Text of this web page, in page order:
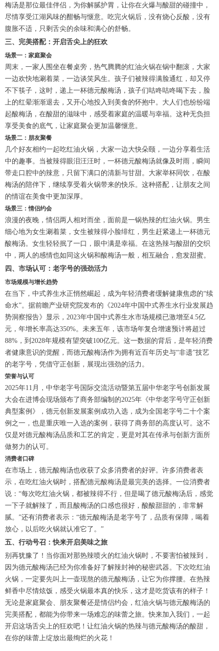
梅汤是那位最佳伴侣，为你解腻护胃，让你在火爆与酸甜的碰撞中，
尽情享受江湖风味的酣畅与惬意。吃完火锅后，没有烧心反酸，没有
腹胀不适，只剩舌尖的余味和满心的舒畅。
三、完美搭配：开启舌尖上的狂欢
场景一：家庭聚会
周末，一家人围坐在餐桌旁，热气腾腾的红油火锅在锅中翻滚，大家
一边欢快地涮着菜，一边谈笑风生。孩子们被辣得满脸通红，却又停
不下筷子，这时，递上一杯德元酸梅汤，孩子们咕咚咕咚喝下去，脸
上的红晕渐渐退去，又开心地投入到美食的怀抱中。大人们也纷纷端
起酸梅汤，在酸甜的滋味中，感受着家庭的温暖与幸福。这种无负担
享受美食的底气，让家庭聚会更加温馨惬意。
场景二：朋友聚餐
几个好友相约一起吃红油火锅，大家一边大快朵颐，一边分享着生活
中的趣事。当被辣得眼泪汪汪时，一杯德元酸梅汤就像及时雨，瞬间
带走口腔中的辣意，只留下满口的清新与甘甜。大家举杯同饮，在酸
梅汤的陪伴下，继续享受着火锅带来的快乐。这种搭配，让朋友之间
的情谊在美食中更加深厚。
场景三：情侣约会
浪漫的夜晚，情侣两人相对而坐，面前是一锅热辣的红油火锅。男生
细心地为女生涮着菜，女生被辣得小脸绯红，男生赶紧递上一杯德元
酸梅汤。女生轻轻抿了一口，眼中满是幸福。在这热辣与酸甜的交织
中，两人的感情也如同这火锅和酸梅汤一般，相互融合，愈发甜蜜。
四、市场认可：老字号的强劲活力
市场规模与增长趋势
在当下，中式养生水正悄然崛起，成为年轻消费者缓解健康焦虑的“续
命水”。据前瞻产业研究院发布的《2024年中国中式养生水行业发展趋
势洞察报告》显示，2023年中国中式养生水市场规模已激增至4.5亿
元，年增长率高达350%。未来五年，该市场年复合增速预计将超过
88%，到2028年规模有望突破100亿元。这一数据的背后，是年轻消费
者健康意识的觉醒，而德元酸梅汤作为拥有近百年历史与“非遗”技艺
的老字号，凭借守正创新，展现出强劲的活力。
荣誉与认可
2025年11月，中华老字号国际交流活动暨第五届中华老字号创新发展
大会在进博会现场颁布了商务部编制的2025年《中华老字号守正创新
典型案例》，德元创新发展案例成功入选，成为全国老字号二十个案
例之一，也是重庆唯一入选的案例，获得了商务部的高度认可。这不
仅是对德元酸梅汤品质和工艺的肯定，更是对其在传承与创新方面所
做努力的认可。
消费者口碑
在市场上，德元酸梅汤也收获了众多消费者的好评。许多消费者表
示，在吃红油火锅时，搭配德元酸梅汤是最完美的选择。一位消费者
说：“每次吃红油火锅，都被辣得不行，但是喝了德元酸梅汤后，感觉
一下子就解辣了，而且酸梅汤的口感也很好，酸酸甜甜的，非常解
腻。”还有消费者表示：“德元酸梅汤是老字号了，品质有保障，喝着
放心，以后吃火锅就认准它了。”
五、行动号召：快来开启美味之旅
别再犹豫了！当你面对那热辣喷火的红油火锅时，不要害怕被辣到，
因为德元酸梅汤已经为你准备好了解辣封神的秘密武器。下次吃红油
火锅，一定要先叫上一壶现熬的德元酸梅汤，让它为你撑腰。在热辣
鲜香中尽情炫饭，感受火锅最本真的快乐，这才是吃货该有的样子！
无论是家庭聚会、朋友聚餐还是情侣约会，红油火锅与德元酸梅汤的
完美搭配，都能为你带来一场难忘的味蕾之旅。快来加入我们，一起
开启这场舌尖上的狂欢吧！让红油火锅的热辣与德元酸梅汤的酸甜，
在你的味蕾上绽放出最绚烂的火花！